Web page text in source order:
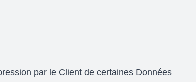
par le Client de certaines Données